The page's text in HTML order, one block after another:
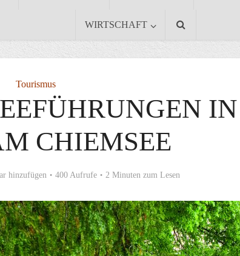
WIRTSCHAFT
Tourismus
IN
CHIEMSEE
hinzufügen 400 Aufrufe 2 Minuten zum Lesen